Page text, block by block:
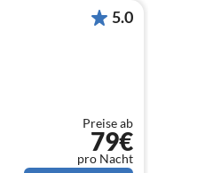
5.0
Preise ab
79€
pro Nacht